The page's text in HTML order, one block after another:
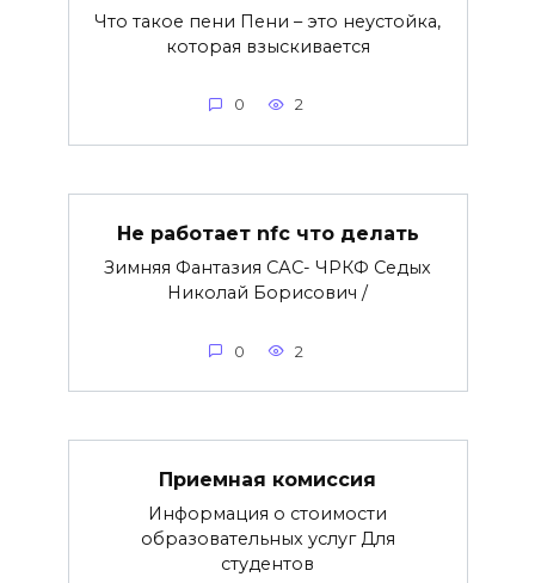
Что такое пени Пени – это неустойка,
которая взыскивается
0 2
Не работает nfc что делать
Зимняя Фантазия САС- ЧРКФ Седых
Николай Борисович /
0 2
Приемная комиссия
Информация о стоимости
образовательных услуг Для
студентов